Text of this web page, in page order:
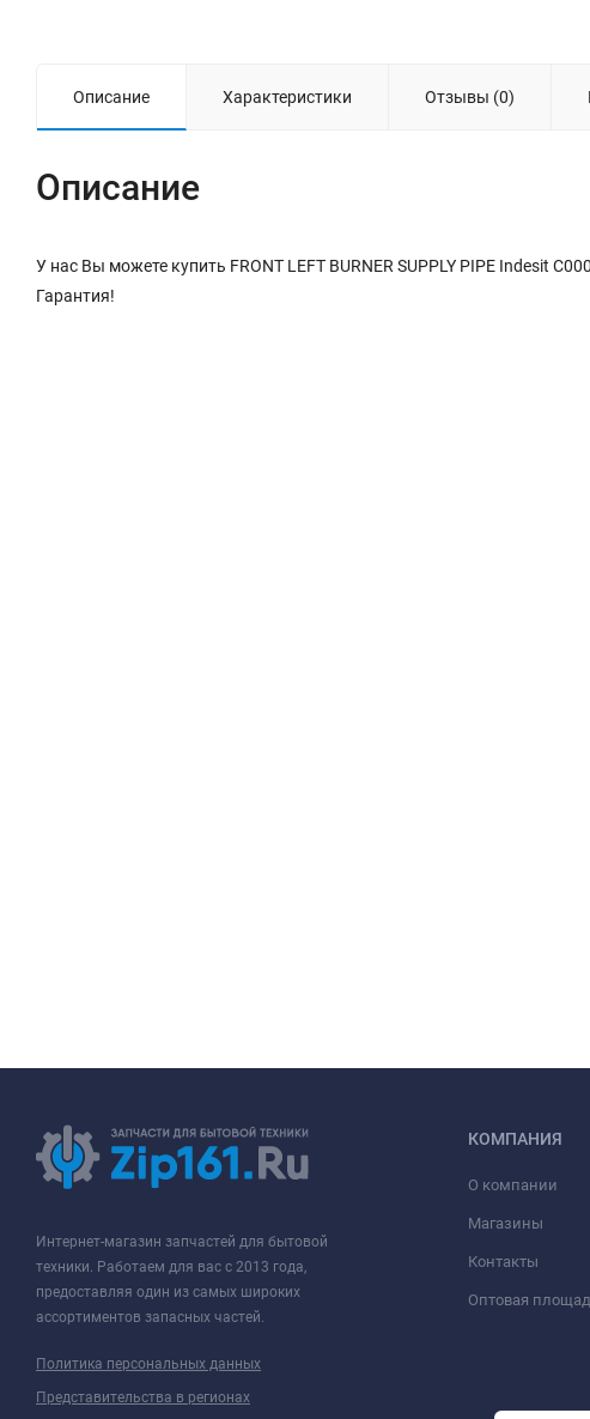
Описание Характеристики Отзывы (0)
Описание
У нас Вы можете купить FRONT LEFT BURNER SUPPLY PIPE Indesit
Гарантия!
Интернет-магазин запчастей для бытовой
техники. Работаем для вас с 2013 года,
предоставляя один из самых широких
ассортиментов запасных частей.
Политика персональных данных
Представительства в регионах
КОМПАНИЯ
О компании
Магазины
Контакты
Оптовая